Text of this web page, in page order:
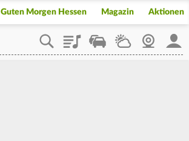
Guten Morgen Hessen Magazin Aktionen
PlaylistStaupilotWetterWebcam